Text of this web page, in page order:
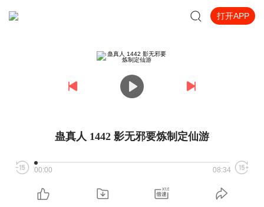
打开APP
蛊真人 1442 影无邪要炼制定仙游
00:00 08:34